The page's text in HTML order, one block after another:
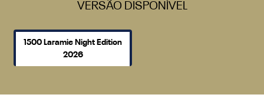
VERSÃO DISPONÍVEL
1500 Laramie Night Edition
2026